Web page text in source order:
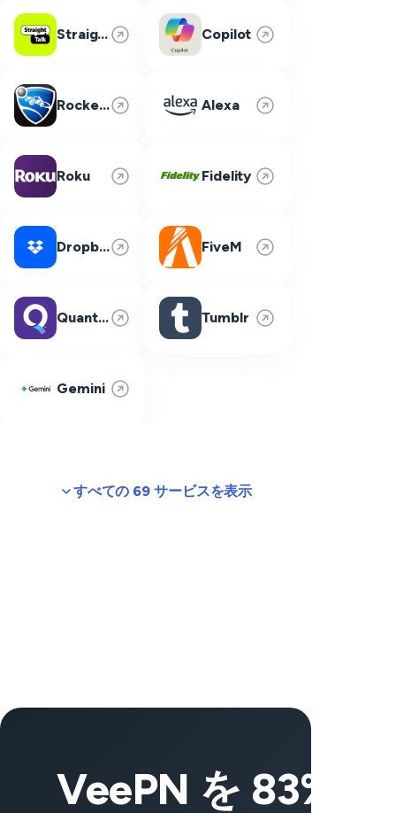
Straight Talk Copilot
Rocket League Alexa
Roku Fidelity
Dropbox FiveM
Quantum Fiber Tumblr
Gemini
すべての 69 サービスを表示
VeePN を 83%